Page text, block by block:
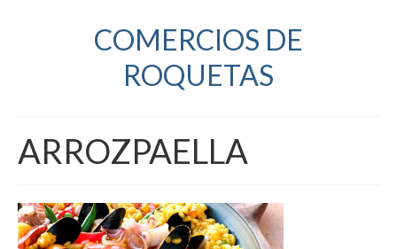
COMERCIOS DE
ROQUETAS
ARROZPAELLA